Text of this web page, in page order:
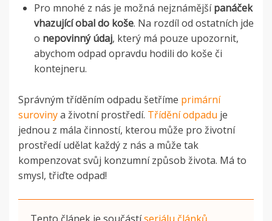
Pro mnohé z nás je možná nejznámějšípanáček
vhazující obal do koše. Na rozdíl od ostatních jde
o nepovinný údaj, který má pouze upozornit,
abychom odpad opravdu hodili do koše či
kontejneru.
Správným tříděním odpadu šetříme primární
surovinya životní prostředí. Třídění odpadu je
jednou z mála činností, kterou může pro životní
prostředí udělat každý z nás a může tak
kompenzovat svůj konzumní způsob života. Má to
smysl, třiďte odpad!